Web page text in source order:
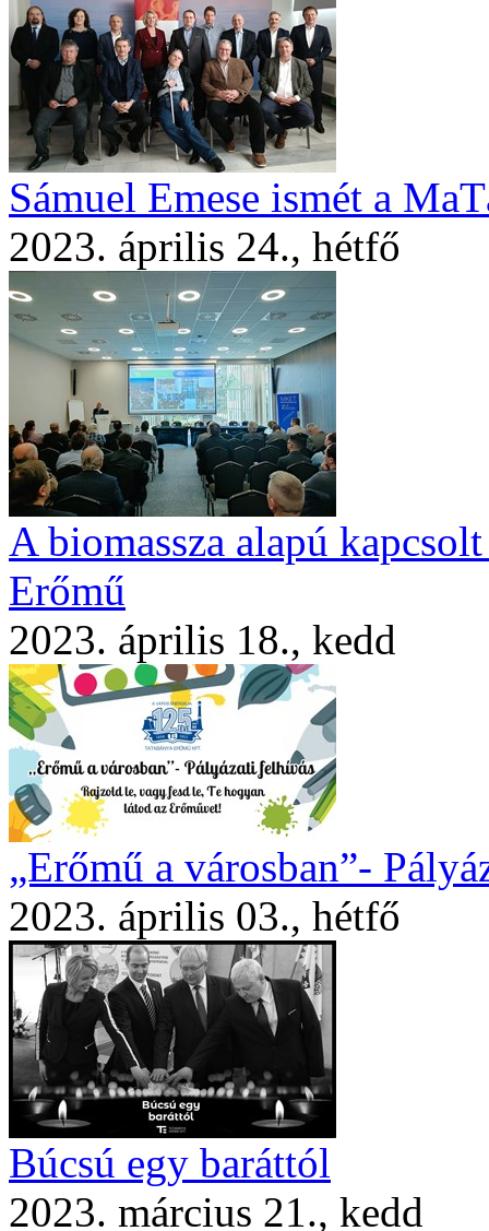
Sámuel Emese ismét a
2023. április 24., hétfő
A biomassza alapú
Erőmű
2023. április 18., kedd
„Erőmű a városban”-
2023. április 03., hétfő
Búcsú egy baráttól
2023. március 21., kedd